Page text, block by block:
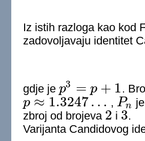
Iz istih razloga kao kod
zadovoljavaju identitet
gdje je p3 = p + 1
p3= +1 .
p ≈ 1.3247…
p≈1.3247… , Pn
Pn
zbroj od brojeva 2
2 i 3
3
.
Varijanta Candidovog